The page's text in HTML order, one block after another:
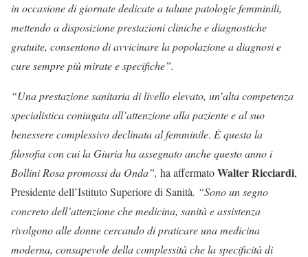
in occasione di giornate dedicate a talune patologie femminili,
mettendo a disposizione prestazioni cliniche e diagnostiche
gratuite, consentono di avvicinare la popolazione a diagnosi e
cure sempre più mirate e specifiche”.
“Una prestazione sanitaria di livello elevato, un’alta competenza
specialistica coniugata all’attenzione alla paziente e al suo
benessere complessivo declinata al femminile. È questa la
filosofia con cui la Giuria ha assegnato anche questo anno i
Bollini Rosa promossi da Onda”, ha affermatoWalter Ricciardi,
Presidente dell’Istituto Superiore di Sanità. “Sono un segno
concreto dell’attenzione che medicina, sanità e assistenza
rivolgono alle donne cercando di praticare una medicina
moderna, consapevole della complessità che la specificità di